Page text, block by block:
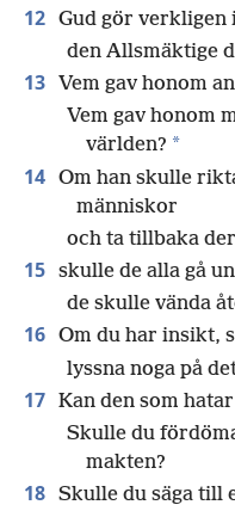
12 Gud gör verkligen
den Allsmäktige
13
Vem gav honom
Vem gav honom
världen? *
14 Om han skulle
människor
och ta tillbaka
15 skulle de alla gå
de skulle vända
16 Om du har insikt,
lyssna noga på
17 Kan den som
Skulle du
makten?
18 Skulle du säga till